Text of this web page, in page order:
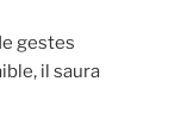
gestes
il saura